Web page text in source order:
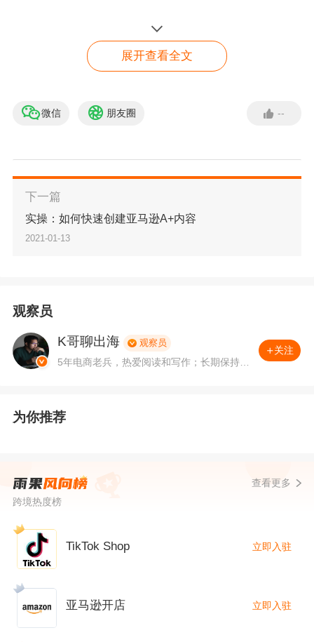
境外输入现有确诊病例286例（其中重症病例3
例），现有疑似病例1例。累计确诊病例4451
截至1月12日24时，据31个省（自治区、直辖
4例（其中重症病例21例），累计治愈出院病例8
2288例，累计死亡病例4634例，累计报告确诊病
例87706例，现有疑似病例1例。累计追踪到密切
目前疫情反复无常，2020年各行各业或多或少受
疫情影响有所起伏，跨境电商逆流而上增长迅
猛，2020年通过海关跨境电子商务管理平台验放
取“闭关锁国”政策，德国收紧并延长“硬性封锁
然而在面对依然严峻的疫情下，近期，对于跨境
电商人来说，利好消息依然不断。
2020年底，中欧投资协定谈判如期完成，初步打
找不到你所需的内容？在
点击咨询
展开查看全文
微信 朋友圈 --
下一篇
实操：如何快速创建亚马逊A+内容
2021-01-13
观察员
K哥聊出海 观察员
5年电商老兵，热爱阅读和写作；长期保持对
关注
为你推荐
跨境热度榜
查看更多
TikTok Shop 立即入驻
亚马逊开店 立即入驻